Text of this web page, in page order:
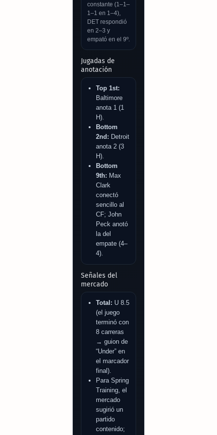
constante (1–1–
1–1 en 1–4),
DET respondió
en 2–3 y
empató en el 9º.
Jugadas de
anotación
Top 1st:
Baltimore
anota 1 (1
H).
Bottom
2nd: Detroit
anota 2 (3
H).
Bottom
9th: Max
Clark
conectó
sencillo al
CF; John
Peck anotó
la del
empate (4–
4).
Señales del
mercado
Total: U 8.5
(el juego
terminó con
8 carreras
→ guion de
“Under” en
el marcador
final).
Para Spring
Training, el
mercado
sugirió un
partido
contenido;